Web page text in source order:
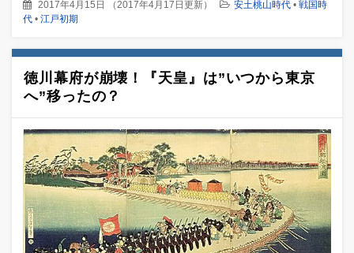
2017年4月15日 （2017年4月17日更新） 安土桃山時代 • 戦国時
代 • 江戸初期
徳川幕府が崩壊！『天皇』は”いつから東京
へ”移ったの？